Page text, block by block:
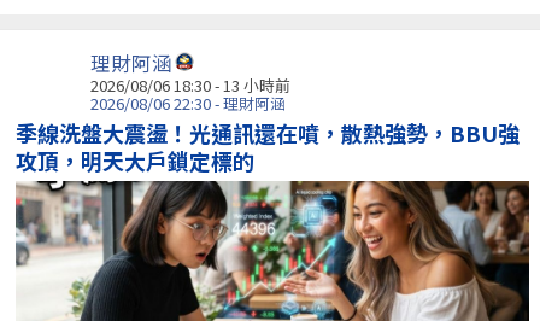
理財阿涵
2026/08/06 18:30 - 13 小時前
2026/08/06 22:30 - 理財阿涵
季線洗盤大震盪！光通訊還在噴，散熱強勢，BBU強
攻頂，明天大戶鎖定標的